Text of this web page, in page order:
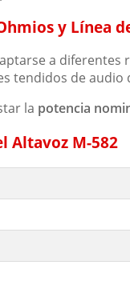
y Línea
a
tendidos de
la potencia
Altavoz M-582